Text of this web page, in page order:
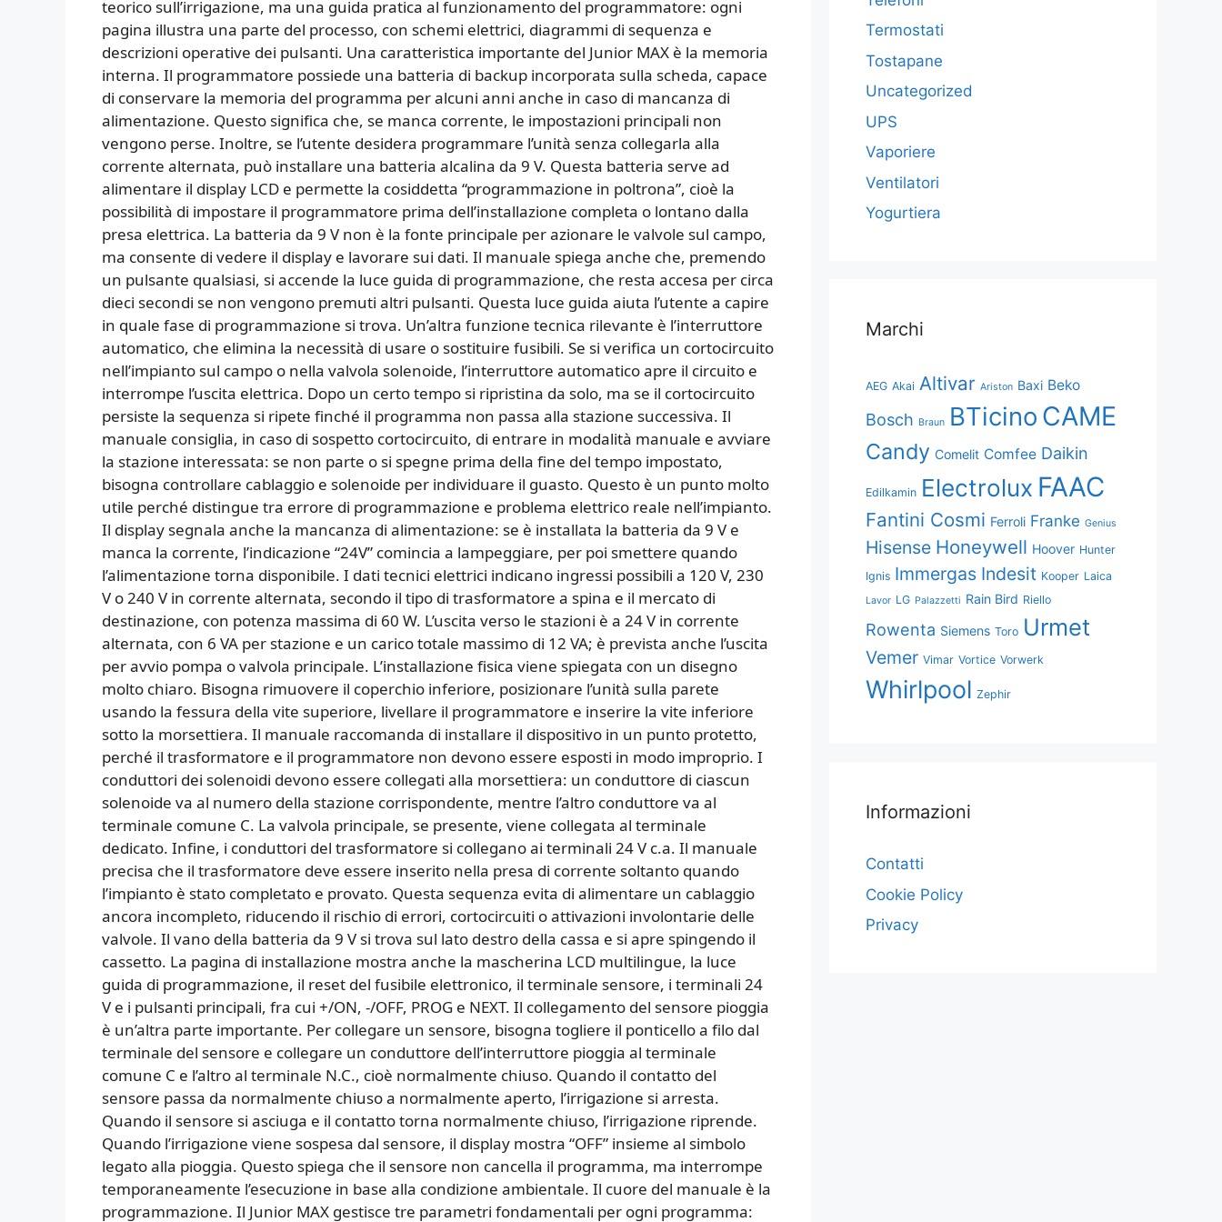
Termostati
Tostapane
Uncategorized
UPS
Vaporiere
Ventilatori
Yogurtiera
Marchi
AEG Akai Altivar Ariston Baxi Beko
Bosch Braun BTicino CAME
Candy Comelit Comfee Daikin
Edilkamin Electrolux FAAC
Fantini Cosmi Ferroli Franke Genius
Hisense Honeywell Hoover Hunter
Ignis Immergas Indesit Kooper Laica
Lavor LG Palazzetti Rain Bird Riello
Rowenta Siemens Toro Urmet
Vemer Vimar Vortice Vorwerk
Whirlpool Zephir
Informazioni
Contatti
Cookie Policy
Privacy